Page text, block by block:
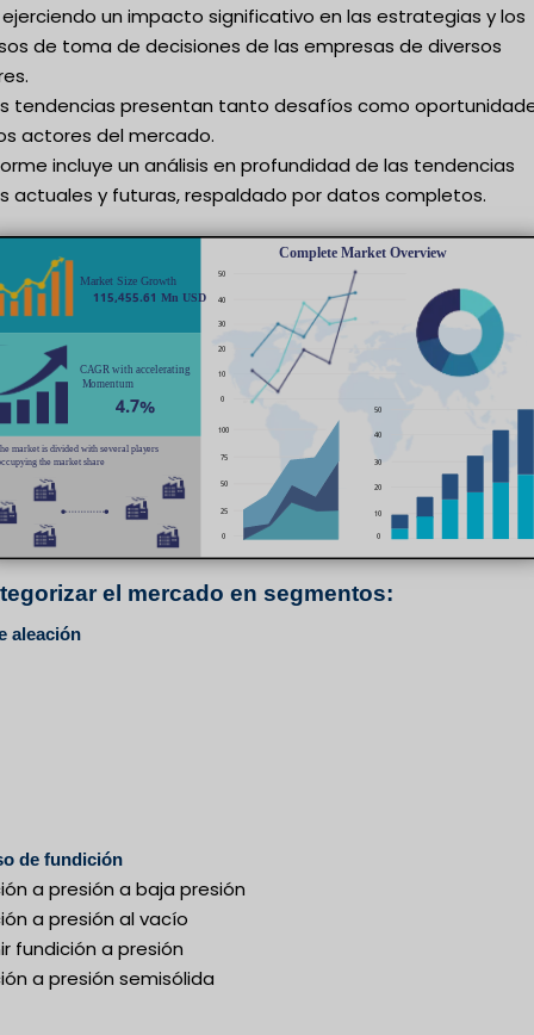
un impacto significativo en las estrategias y los
de toma de decisiones de las empresas de diversos
tendencias presentan tanto desafíos como
actores del mercado.
incluye un análisis en profundidad de las tendencias
actuales y futuras, respaldado por datos completos.
el mercado en segmentos:
aleación
de fundición
a presión a baja presión
a presión al vacío
fundición a presión
a presión semisólida